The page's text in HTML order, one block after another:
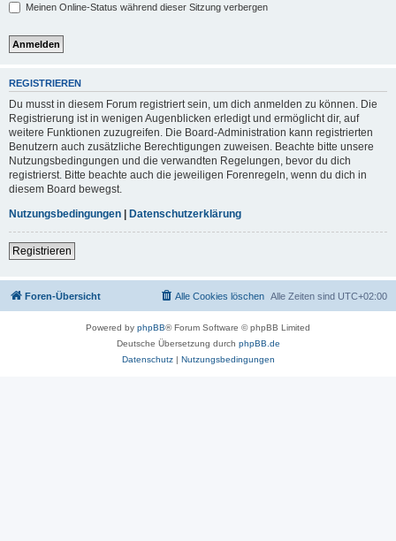
Meinen Online-Status während dieser Sitzung verbergen
REGISTRIEREN
Du musst in diesem Forum registriert sein, um dich anmelden zu können. Die
Registrierung ist in wenigen Augenblicken erledigt und ermöglicht dir, auf
weitere Funktionen zuzugreifen. Die Board-Administration kann registrierten
Benutzern auch zusätzliche Berechtigungen zuweisen. Beachte bitte unsere
Nutzungsbedingungen und die verwandten Regelungen, bevor du dich
registrierst. Bitte beachte auch die jeweiligen Forenregeln, wenn du dich in
diesem Board bewegst.
Nutzungsbedingungen | Datenschutzerklärung
Registrieren
Foren-Übersicht Alle Zeiten sind UTC+02:00
Alle Cookies löschen
Powered by phpBB® Forum Software © phpBB Limited
Deutsche Übersetzung durch phpBB.de
Datenschutz| Nutzungsbedingungen